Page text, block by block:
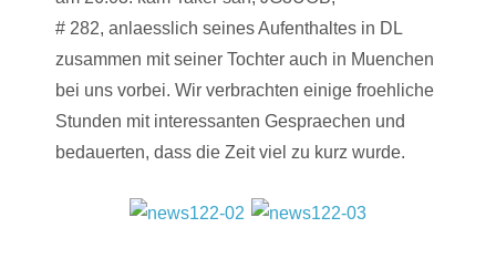
# 282, anlaesslich seines Aufenthaltes in DL
zusammen mit seiner Tochter auch in Muenchen
bei uns vorbei. Wir verbrachten einige froehliche
Stunden mit interessanten Gespraechen und
bedauerten, dass die Zeit viel zu kurz wurde.